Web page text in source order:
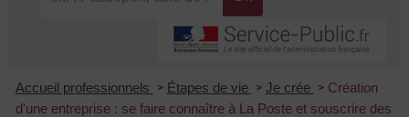
Accueil professionnels > Étapes de vie > Je crée > Création
d'une entreprise : se faire connaître à La Poste et souscrire des